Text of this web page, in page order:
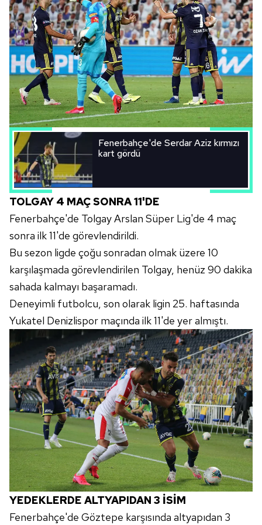
Fenerbahçe'de Serdar Aziz kırmızı
kart gördü
TOLGAY 4 MAÇ SONRA 11'DE
Fenerbahçe'de Tolgay Arslan Süper Lig'de 4 maç
sonra ilk 11'de görevlendirildi.
Bu sezon ligde çoğu sonradan olmak üzere 10
karşılaşmada görevlendirilen Tolgay, henüz 90 dakika
sahada kalmayı başaramadı.
Deneyimli futbolcu, son olarak ligin 25. haftasında
Yukatel Denizlispor maçında ilk 11'de yer almıştı.
YEDEKLERDE ALTYAPIDAN 3 İSİM
Fenerbahçe'de Göztepe karşısında altyapıdan 3